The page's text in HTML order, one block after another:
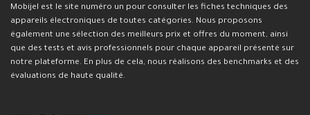
Mobijel est le site numéro un pour consulter les fiches techniques des
appareils électroniques de toutes catégories. Nous proposons
également une sélection des meilleurs prix et offres du moment, ainsi
que des tests et avis professionnels pour chaque appareil présenté sur
notre plateforme. En plus de cela, nous réalisons des benchmarks et des
évaluations de haute qualité.